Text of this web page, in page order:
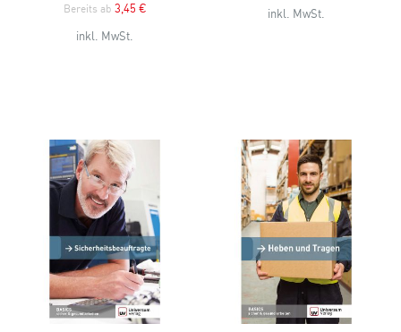
Bereits ab 3,45 €
inkl. MwSt.
inkl. MwSt.